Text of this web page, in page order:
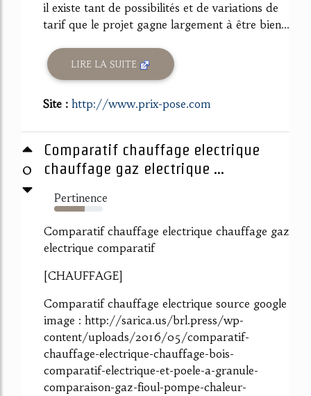
il existe tant de possibilités et de variations de
tarif que le projet gagne largement à être bien...
LIRE LA SUITE
Site : http://www.prix-pose.com
0
Comparatif chauffage electrique
chauffage gaz electrique ...
Pertinence
63%
Comparatif chauffage electrique chauffage gaz
electrique comparatif
[CHAUFFAGE]
Comparatif chauffage electrique source google
image : http://sarica.us/brl.press/wp-
content/uploads/2016/05/comparatif-
chauffage-electrique-chauffage-bois-
comparatif-electrique-et-poele-a-granule-
comparaison-gaz-fioul-pompe-chaleur-